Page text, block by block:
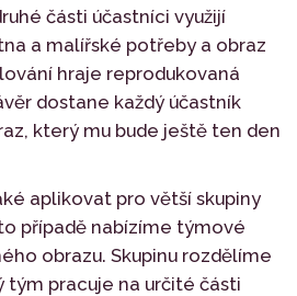
části účastníci využijí
a malířské potřeby a obraz
hraje reprodukovaná
dostane každý účastník
který mu bude ještě ten den
aplikovat pro větší skupiny
případě nabízíme týmové
obrazu. Skupinu rozdělíme
tým pracuje na určité části